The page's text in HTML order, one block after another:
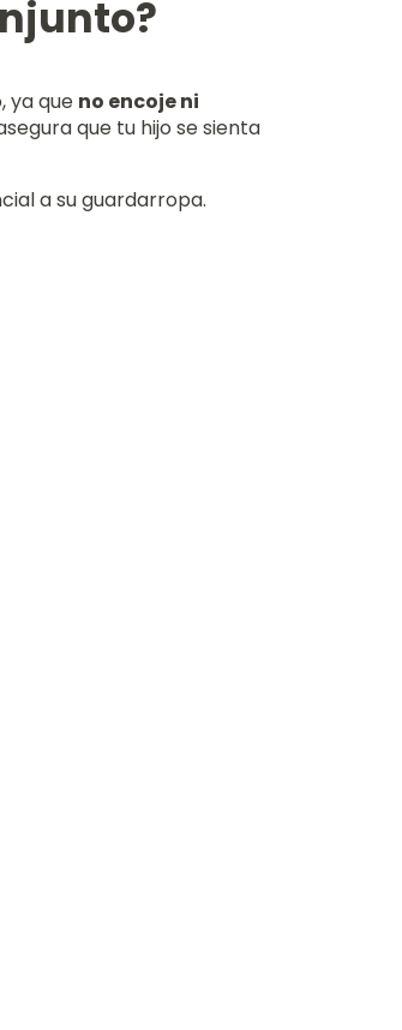
ya que no encoje ni
que tu hijo se sienta
a su guardarropa.